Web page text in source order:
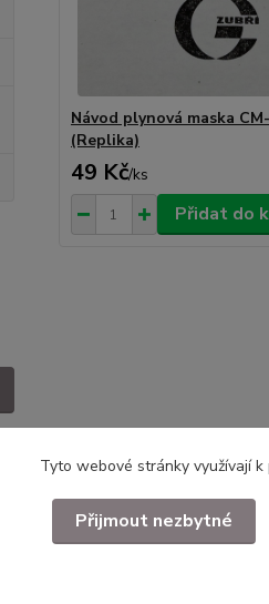
Návod plynová maska
(Replika)
49 Kč/ks
Přidat do
Tyto webové stránky využívají
Přijmout nezbytné